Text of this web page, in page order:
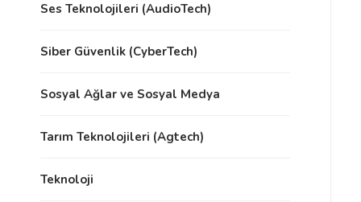
Ses Teknolojileri (AudioTech)
Siber Güvenlik (CyberTech)
Sosyal Ağlar ve Sosyal Medya
Tarım Teknolojileri (Agtech)
Teknoloji